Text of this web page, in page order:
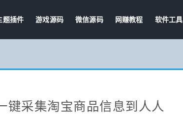
题插件 游戏源码 微信源码 网赚教程 软件工具
键采集淘宝商品信息到人人